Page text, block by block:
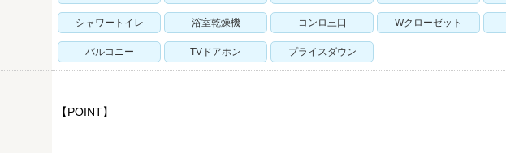
シャワートイレ 浴室乾燥機 コンロ三口 Wクローゼット
バルコニー TVドアホン プライスダウン
【POINT】